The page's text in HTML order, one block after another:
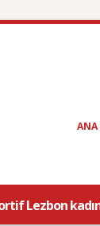
ANA
Lezbon